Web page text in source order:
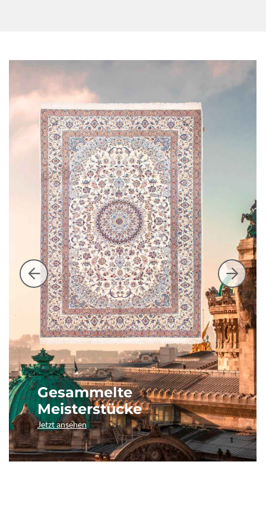
Gesammelte
Meisterstücke
Jetzt ansehen